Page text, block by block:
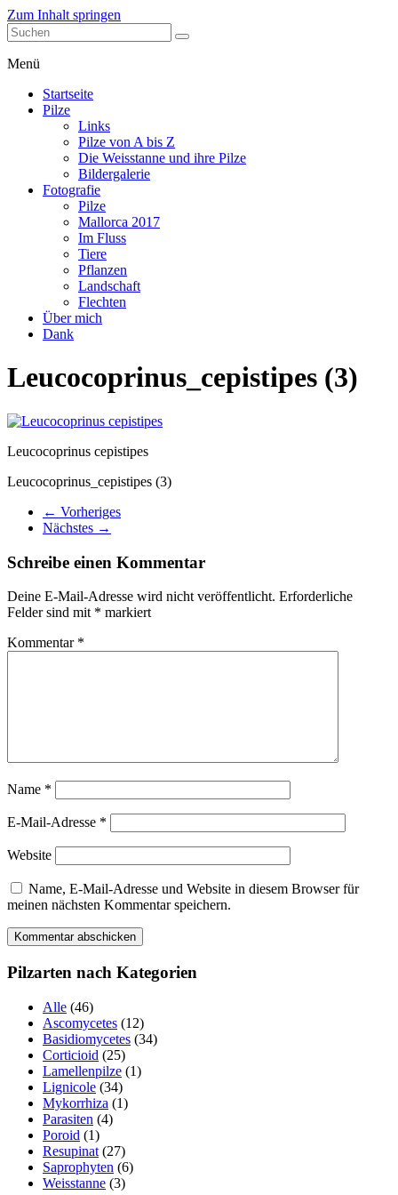
Zum Inhalt springen
Menü
Startseite
Pilze
Links
Pilze von A bis Z
Die Weisstanne und ihre Pilze
Bildergalerie
Fotografie
Pilze
Mallorca 2017
Im Fluss
Tiere
Pflanzen
Landschaft
Flechten
Über mich
Dank
Leucocoprinus_cepistipes (3)
Leucocoprinus cepistipes
Leucocoprinus_cepistipes (3)
← Vorheriges
Nächstes →
Schreibe einen Kommentar
Deine E-Mail-Adresse wird nicht veröffentlicht. Erforderliche
Felder sind mit * markiert
Kommentar *
Name *
E-Mail-Adresse *
Website
Name, E-Mail-Adresse und Website in diesem Browser für
meinen nächsten Kommentar speichern.
Pilzarten nach Kategorien
Alle (46)
Ascomycetes (12)
Basidiomycetes (34)
Corticioid (25)
Lamellenpilze (1)
Lignicole (34)
Mykorrhiza (1)
Parasiten (4)
Poroid (1)
Resupinat (27)
Saprophyten (6)
Weisstanne (3)